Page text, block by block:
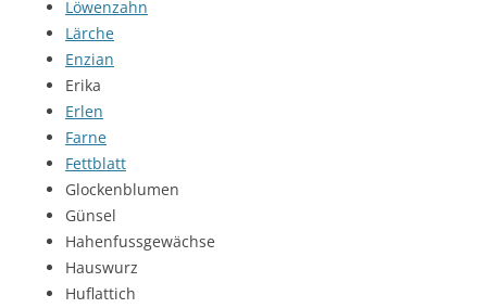
Löwenzahn
Lärche
Enzian
Erika
Erlen
Farne
Fettblatt
Glockenblumen
Günsel
Hahenfussgewächse
Hauswurz
Huflattich